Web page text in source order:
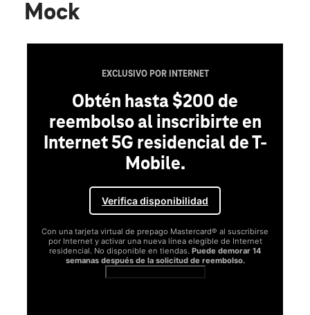
Mock
EXCLUSIVO POR INTERNET
Obtén hasta $200 de
reembolso al inscribirte en
Internet 5G residencial de T-
Mobile.
Verifica disponibilidad
Con una tarjeta virtual de prepago Mastercard® al suscribirse
por Internet y activar una nueva línea elegible de Internet
residencial. No disponible en tiendas. Puede demorar 14
semanas después de la solicitud de reembolso.